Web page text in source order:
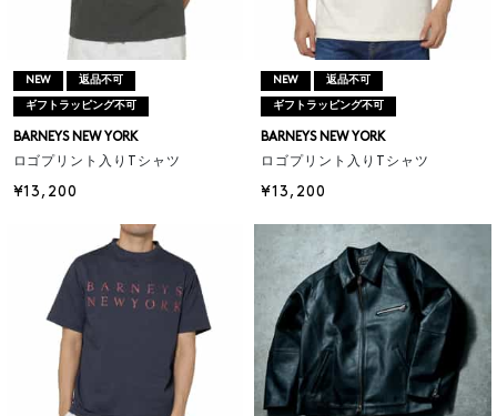
NEW 返品不可
ギフトラッピング不可
BARNEYS NEW YORK
ロゴプリント入りTシャツ
¥13,200
NEW 返品不可
ギフトラッピング不可
BARNEYS NEW YORK
ロゴプリント入りTシャツ
¥13,200